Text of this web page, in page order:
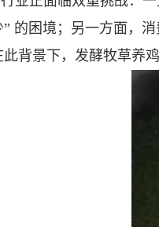
的困境；另一方面，
背景下，发酵牧草养